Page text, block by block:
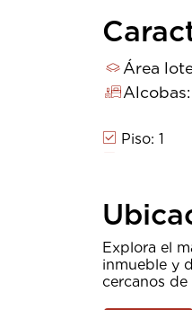
Área
Piso: 1
Vista
Explora el
inmueble y
cercanos de